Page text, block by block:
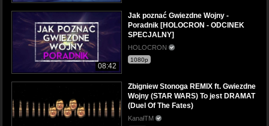
08:42
Jak poznać Gwiezdne Wojny -
Poradnik [HOLOCRON - ODCINEK
SPECJALNY]
HOLOCRON
1080p
Zbigniew Stonoga REMIX ft. Gwiezdne
Wojny (STAR WARS) To jest DRAMAT
(Duel Of The Fates)
KanałTM